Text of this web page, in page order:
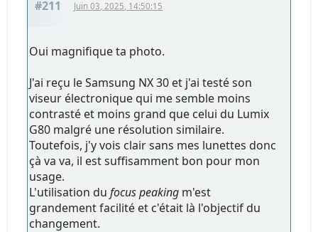
#211 Juin 03, 2025, 14:50:15
Oui magnifique ta photo.
J'ai reçu le Samsung NX 30 et j'ai testé son
viseur électronique qui me semble moins
contrasté et moins grand que celui du Lumix
G80 malgré une résolution similaire.
Toutefois, j'y vois clair sans mes lunettes donc
çà va va, il est suffisamment bon pour mon
usage.
L'utilisation dufocus peaking m'est
grandement facilité et c'était là l'objectif du
changement.